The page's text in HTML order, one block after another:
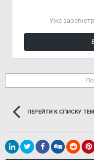
Уже
ПЕРЕЙТИ К СПИСКУ ТЕМ